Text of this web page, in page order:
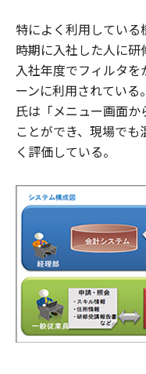
特によく利用してい
時期に入社した人に
入社年度でフィルタ
ーンに利用されてい
氏は「メニュー画面
ことができ、現場で
く評価している。